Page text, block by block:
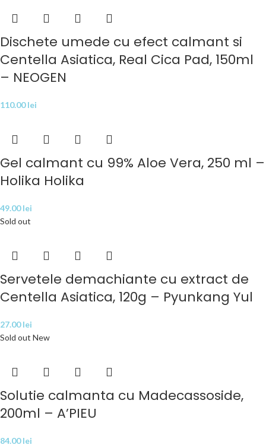
Dischete umede cu efect calmant si
Centella Asiatica, Real Cica Pad, 150ml
– NEOGEN
110.00lei
Gel calmant cu 99% Aloe Vera, 250 ml –
Holika Holika
49.00lei
Sold out
Servetele demachiante cu extract de
Centella Asiatica, 120g – Pyunkang Yul
27.00lei
Sold out New
Solutie calmanta cu Madecassoside,
200ml – A’PIEU
84.00lei